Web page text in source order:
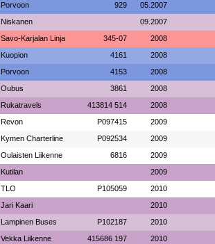
Porvoon 929 05.2007
Niskanen 09.2007
Savo-Karjalan Linja 345-07 2008
Kuopion 4161 2008
Porvoon 4153 2008
Oubus 3861 2008
Rukatravels 413814 514 2008
Revon P097415 2009
Kymen Charterline P092534 2009
Oulaisten Liikenne 6816 2009
Kutilan 2009
TLO P105059 2010
Jari Kaari 2010
Lampinen Buses P102187 2010
Vekka Liikenne 415686 197 2010